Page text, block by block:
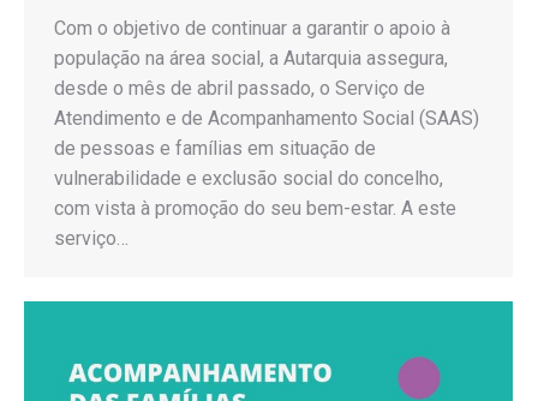
Com o objetivo de continuar a garantir o apoio à
população na área social, a Autarquia assegura,
desde o mês de abril passado, o Serviço de
Atendimento e de Acompanhamento Social (SAAS)
de pessoas e famílias em situação de
vulnerabilidade e exclusão social do concelho,
com vista à promoção do seu bem-estar. A este
serviço…